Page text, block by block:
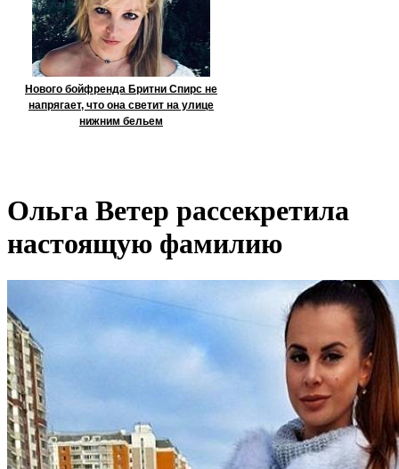
Нового бойфренда Бритни Спирс не
напрягает, что она светит на улице
нижним бельем
Ольга Ветер рассекретила
настоящую фамилию